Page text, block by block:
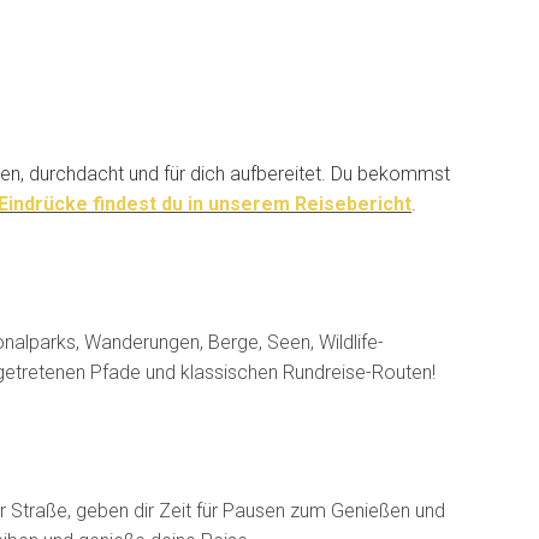
durchdacht und für dich aufbereitet. Du bekommst
findest du in unserem Reisebericht.
Wanderungen, Berge, Seen, Wildlife-
Pfade und klassischen Rundreise-Routen!
geben dir Zeit für Pausen zum Genießen und